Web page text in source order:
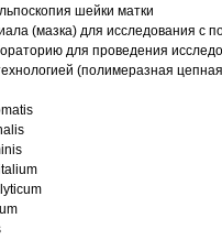
шейки матки
(мазка) для исследования с
для проведения
(полимеразная